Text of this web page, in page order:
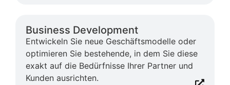
Business Development
Entwickeln Sie neue Geschäftsmodelle oder
optimieren Sie bestehende, in dem Sie diese
exakt auf die Bedürfnisse Ihrer Partner und
Kunden ausrichten.